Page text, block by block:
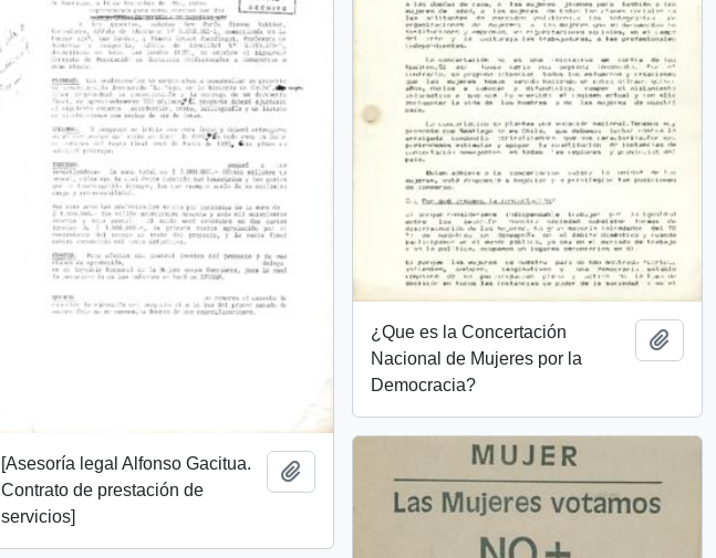
¿Que es la Concertación
Nacional de Mujeres por la
Democracia?
[Asesoría legal Alfonso Gacitua.
Contrato de prestación de
servicios]
Añadir al portapapeles